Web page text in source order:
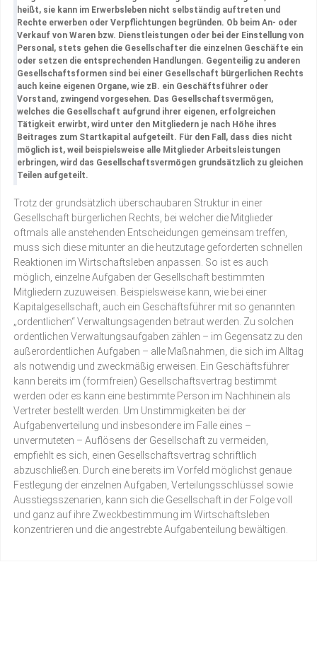
heißt, sie kann im Erwerbsleben nicht selbständig auftreten und
Rechte erwerben oder Verpflichtungen begründen. Ob beim An- oder
Verkauf von Waren bzw. Dienstleistungen oder bei der Einstellung von
Personal, stets gehen die Gesellschafter die einzelnen Geschäfte ein
oder setzen die entsprechenden Handlungen. Gegenteilig zu anderen
Gesellschaftsformen sind bei einer Gesellschaft bürgerlichen Rechts
auch keine eigenen Organe, wie zB. ein Geschäftsführer oder
Vorstand, zwingend vorgesehen. Das Gesellschaftsvermögen,
welches die Gesellschaft aufgrund ihrer eigenen, erfolgreichen
Tätigkeit erwirbt, wird unter den Mitgliedern je nach Höhe ihres
Beitrages zum Startkapital aufgeteilt. Für den Fall, dass dies nicht
möglich ist, weil beispielsweise alle Mitglieder Arbeitsleistungen
erbringen, wird das Gesellschaftsvermögen grundsätzlich zu gleichen
Teilen aufgeteilt.
Trotz der grundsätzlich überschaubaren Struktur in einer
Gesellschaft bürgerlichen Rechts, bei welcher die Mitglieder
oftmals alle anstehenden Entscheidungen gemeinsam treffen,
muss sich diese mitunter an die heutzutage geforderten schnellen
Reaktionen im Wirtschaftsleben anpassen. So ist es auch
möglich, einzelne Aufgaben der Gesellschaft bestimmten
Mitgliedern zuzuweisen. Beispielsweise kann, wie bei einer
Kapitalgesellschaft, auch ein Geschäftsführer mit so genannten
„ordentlichen“ Verwaltungsagenden betraut werden. Zu solchen
ordentlichen Verwaltungsaufgaben zählen – im Gegensatz zu den
außerordentlichen Aufgaben – alle Maßnahmen, die sich im Alltag
als notwendig und zweckmäßig erweisen. Ein Geschäftsführer
kann bereits im (formfreien) Gesellschaftsvertrag bestimmt
werden oder es kann eine bestimmte Person im Nachhinein als
Vertreter bestellt werden. Um Unstimmigkeiten bei der
Aufgabenverteilung und insbesondere im Falle eines –
unvermuteten – Auflösens der Gesellschaft zu vermeiden,
empfiehlt es sich, einen Gesellschaftsvertrag schriftlich
abzuschließen. Durch eine bereits im Vorfeld möglichst genaue
Festlegung der einzelnen Aufgaben, Verteilungsschlüssel sowie
Ausstiegsszenarien, kann sich die Gesellschaft in der Folge voll
und ganz auf ihre Zweckbestimmung im Wirtschaftsleben
konzentrieren und die angestrebte Aufgabenteilung bewältigen.